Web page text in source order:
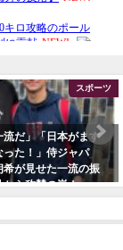
スポーツ
本がます
ャパ
一流の振
嵐！
【海
み！】
像に海